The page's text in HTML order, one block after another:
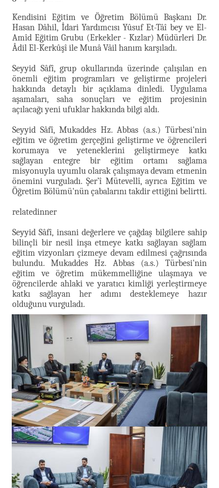
Kendisini Eğitim ve Öğretim Bölümü Başkanı Dr.
Hasan Dâhil, İdari Yardımcısı Yûsuf Et-Tâî bey ve El-
Amîd Eğitim Grubu (Erkekler - Kızlar) Müdürleri Dr.
Âdil El-Kerkûşî ile Munâ Vâil hanım karşıladı.
Seyyid Sâfî, grup okullarında üzerinde çalışılan en
önemli eğitim programları ve geliştirme projeleri
hakkında detaylı bir açıklama dinledi. Uygulama
aşamaları, saha sonuçları ve eğitim projesinin
açılacağı yeni ufuklar hakkında bilgi aldı.
Seyyid Sâfî, Mukaddes Hz. Abbas (a.s.) Türbesi'nin
eğitim ve öğretim gerçeğini geliştirme ve öğrencileri
korumaya ve yeteneklerini geliştirmeye katkı
sağlayan entegre bir eğitim ortamı sağlama
misyonuyla uyumlu olarak çalışmaya devam etmenin
önemini vurguladı. Şer’î Mütevellî, ayrıca Eğitim ve
Öğretim Bölümü'nün çabalarını takdir ettiğini belirtti.
relatedinner
Seyyid Sâfî, insani değerlere ve çağdaş bilgilere sahip
bilinçli bir nesil inşa etmeye katkı sağlayan sağlam
eğitim vizyonları çizmeye devam edilmesi çağrısında
bulundu. Mukaddes Hz. Abbas (a.s.) Türbesi'nin
eğitim ve öğretim mükemmelliğine ulaşmaya ve
öğrencilerde ahlaki ve yaratıcı kimliği yerleştirmeye
katkı sağlayan her adımı desteklemeye hazır
olduğunu vurguladı.